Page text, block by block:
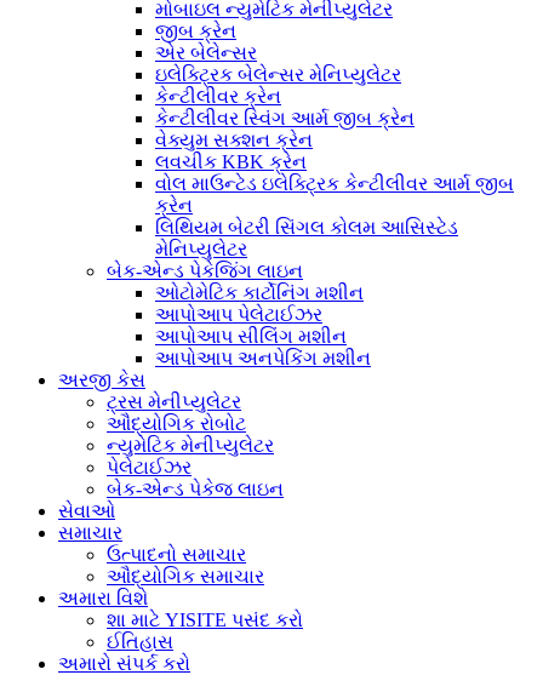
મોબાઇલ ન્યુમેટિક મેનીપ્યુલેટર
જીબ ક્રેન
એર બેલેન્સર
ઇલેક્ટ્રિક બેલેન્સર મેનિપ્યુલેટર
કેન્ટીલીવર ક્રેન
કેન્ટીલીવર સ્વિંગ આર્મ જીબ ક્રેન
વેક્યુમ સક્શન ક્રેન
લવચીક KBK ક્રેન
વોલ માઉન્ટેડ ઇલેક્ટ્રિક કેન્ટીલીવર આર્મ જીબ
ક્રેન
લિથિયમ બેટરી સિંગલ કોલમ આસિસ્ટેડ
મેનિપ્યુલેટર
બેક-એન્ડ પેકેજિંગ લાઇન
ઓટોમેટિક કાર્ટોનિંગ મશીન
આપોઆપ પેલેટાઈઝર
આપોઆપ સીલિંગ મશીન
આપોઆપ અનપેકિંગ મશીન
અરજી કેસ
ટ્રસ મેનીપ્યુલેટર
ઔદ્યોગિક રોબોટ
ન્યુમેટિક મેનીપ્યુલેટર
પેલેટાઈઝર
બેક-એન્ડ પેકેજ લાઇન
સેવાઓ
સમાચાર
ઉત્પાદનો સમાચાર
ઔદ્યોગિક સમાચાર
અમારા વિશે
શા માટે YISITE પસંદ કરો
ઈતિહાસ
અમારો સંપર્ક કરો